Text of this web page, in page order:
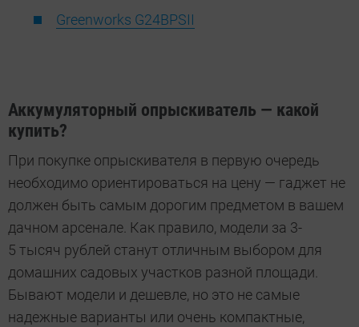
Greenworks G24BPSII
Аккумуляторный опрыскиватель — какой
купить?
При покупке опрыскивателя в первую очередь
необходимо ориентироваться на цену — гаджет не
должен быть самым дорогим предметом в вашем
дачном арсенале. Как правило, модели за 3-
5 тысяч рублей станут отличным выбором для
домашних садовых участков разной площади.
Бывают модели и дешевле, но это не самые
надежные варианты или очень компактные,